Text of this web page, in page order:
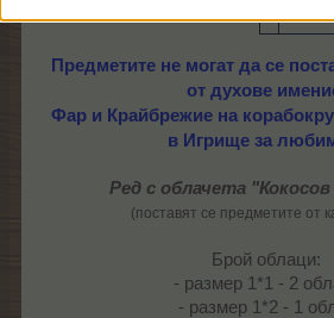
Предметите не могат да се
от духове
Фар и Крайбрежие на
в Игрище за
Ред с облачета
(поставят се предметите от
Брой облаци:
- размер 1*1 - 2
- размер 1*2 - 1